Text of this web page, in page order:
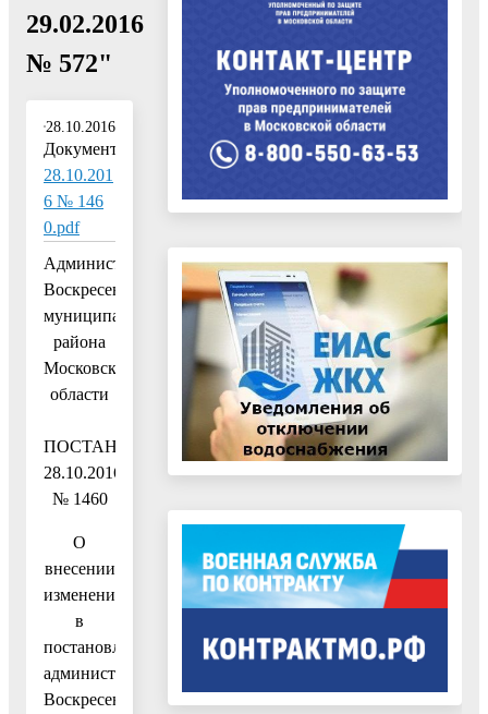
29.02.2016
№ 572"
28.10.2016
Документ:
28.10.201
6 № 146
0.pdf
Администрация
Воскресенского
муниципального
района
Московской
области
ПОСТАНОВЛЕНИЕ
28.10.2016
№ 1460
О
внесении
изменений
в
постановление
администрации
Воскресенского